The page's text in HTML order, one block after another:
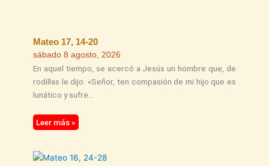
Mateo 17, 14-20
sábado 8 agosto, 2026
En aquel tiempo, se acercó a Jesús un hombre que, de
rodillas le dijo: «Señor, ten compasión de mi hijo que es
lunático y sufre
Leer más »